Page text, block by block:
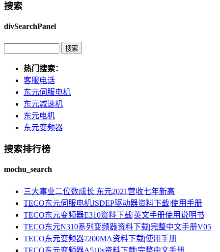
搜索
divSearchPanel
热门搜索：
客服电话
东元伺服电机
东元减速机
东元电机
东元变频器
搜索排行榜
mochu_search
三大事业二位数成长 东元2021营收七年新高
TECO东元伺服电机JSDEP驱动器资料下载|使用手册
TECO东元变频器E310资料下载|英文手册使用说明书
TECO东元N310系列变频器资料下载|完整中文手册V05
TECO东元变频器7200MA资料下载|使用手册
TECO东元变频器A510s资料下载|完整中文手册